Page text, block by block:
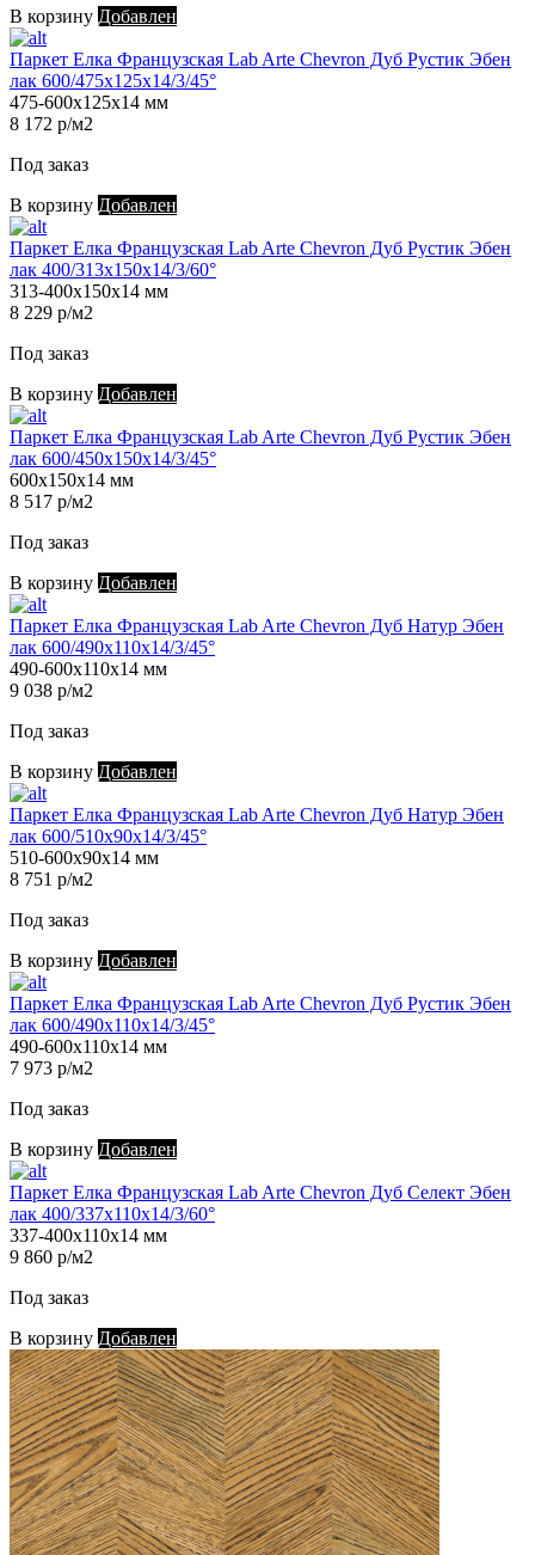
В корзину Добавлен
Паркет Елка Французская Lab Arte Chevron Дуб Рустик Эбен
лак 600/475х125х14/3/45°
475-600х125х14 мм
8 172 р/м2
Под заказ
В корзину Добавлен
Паркет Елка Французская Lab Arte Chevron Дуб Рустик Эбен
лак 400/313х150х14/3/60°
313-400х150х14 мм
8 229 р/м2
Под заказ
В корзину Добавлен
Паркет Елка Французская Lab Arte Chevron Дуб Рустик Эбен
лак 600/450х150х14/3/45°
600х150х14 мм
8 517 р/м2
Под заказ
В корзину Добавлен
Паркет Елка Французская Lab Arte Chevron Дуб Натур Эбен
лак 600/490х110х14/3/45°
490-600х110х14 мм
9 038 р/м2
Под заказ
В корзину Добавлен
Паркет Елка Французская Lab Arte Chevron Дуб Натур Эбен
лак 600/510х90х14/3/45°
510-600х90х14 мм
8 751 р/м2
Под заказ
В корзину Добавлен
Паркет Елка Французская Lab Arte Chevron Дуб Рустик Эбен
лак 600/490х110х14/3/45°
490-600х110х14 мм
7 973 р/м2
Под заказ
В корзину Добавлен
Паркет Елка Французская Lab Arte Chevron Дуб Селект Эбен
лак 400/337х110х14/3/60°
337-400х110х14 мм
9 860 р/м2
Под заказ
В корзину Добавлен